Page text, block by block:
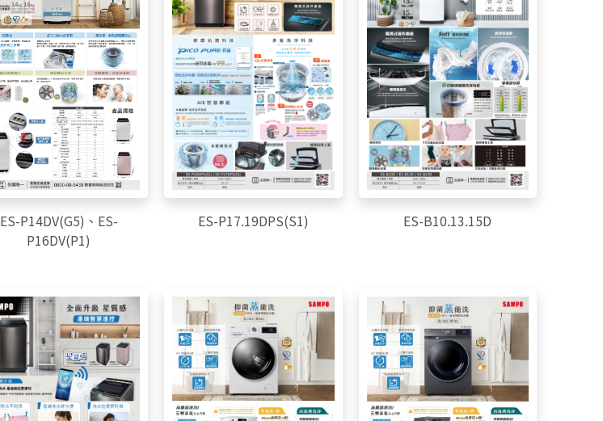
ES-P14DV(G5)、ES-
P16DV(P1)
ES-P17.19DPS(S1) ES-B10.13.15D